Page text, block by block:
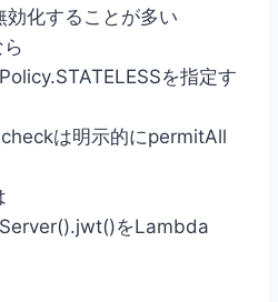
効化することが多い
を指定す
は明示的にpermitAll
をLambda